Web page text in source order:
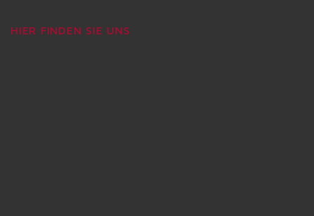
HIER FINDEN SIE UNS